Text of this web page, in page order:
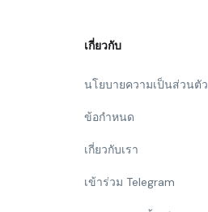
เกี่ยวกับ
นโยบายความเป็นส่วนตัว
ข้อกำหนด
เกี่ยวกับเรา
เข้าร่วม Telegram